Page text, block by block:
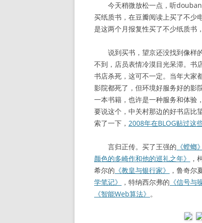
今天稍微放松一点，听douban
买纸质书，在豆瓣阅读上买了不少
是这两个月报复性买了不少纸质书
说到买书，望京还没找到像样的
不到，店员表情冷漠目光呆滞。书
书店杀死，这可不一定。当年大家
影院都死了，但环境好服务好的影
一本书籍，也许是一种服务和体验
要说这个，中关村那边的好书店比
索了一下， 2008年在BLOG贴过这
言归正传。买了王强的 《螳螂》
颜色的多崎作和他的巡礼之年》
，
希尔的 《教皇与银行家》 ，鲁奇尔
学笔记》
，特纳西尔弗的 《信号与
《智能Web算法》 。